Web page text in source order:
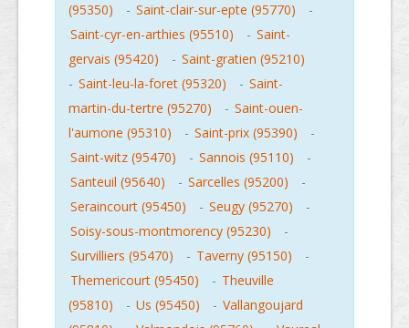
(95350)
- Saint-clair-sur-epte (95770)
-
Saint-cyr-en-arthies (95510)
- Saint-
gervais (95420)
- Saint-gratien (95210)
- Saint-leu-la-foret (95320) - Saint-
martin-du-tertre (95270)
- Saint-ouen-
l'aumone (95310)
- Saint-prix (95390)
-
Saint-witz (95470)
- Sannois (95110)
-
Santeuil (95640)
- Sarcelles (95200)
-
Seraincourt (95450)
- Seugy (95270)
-
Soisy-sous-montmorency (95230)
-
Survilliers (95470)
- Taverny (95150)
-
Themericourt (95450)
- Theuville
(95810)
- Us (95450) - Vallangoujard